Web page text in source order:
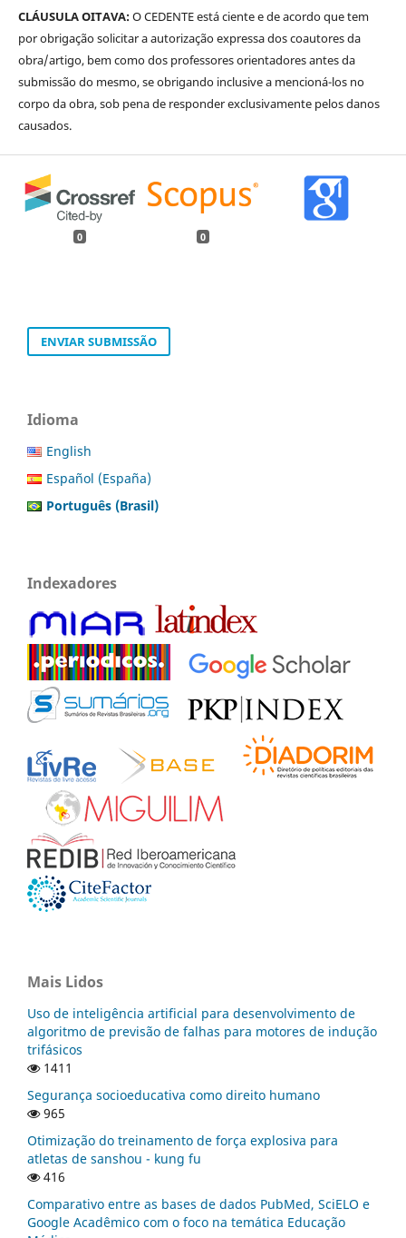
CLÁUSULA OITAVA:O CEDENTE está ciente e de acordo que tem
por obrigação solicitar a autorização expressa dos coautores da
obra/artigo, bem como dos professores orientadores antes da
submissão do mesmo, se obrigando inclusive a mencioná-los no
corpo da obra, sob pena de responder exclusivamente pelos danos
causados.
0 0
ENVIAR SUBMISSÃO
Idioma
English
Español (España)
Português (Brasil)
Indexadores
Mais Lidos
Uso de inteligência artificial para desenvolvimento de
algoritmo de previsão de falhas para motores de indução
trifásicos
1411
Segurança socioeducativa como direito humano
965
Otimização do treinamento de força explosiva para
atletas de sanshou - kung fu
416
Comparativo entre as bases de dados PubMed, SciELO e
Google Acadêmico com o foco na temática Educação